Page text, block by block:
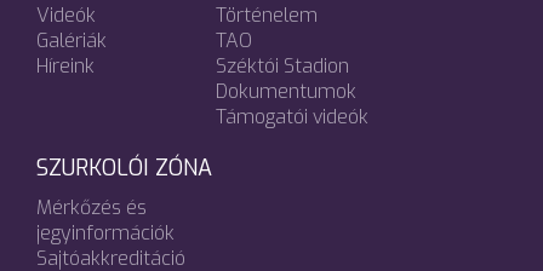
Videók
Galériák
Híreink
Történelem
TAO
Széktói Stadion
Dokumentumok
Támogatói videók
SZURKOLÓI ZÓNA
Mérkőzés és
jegyinformációk
Sajtóakkreditáció